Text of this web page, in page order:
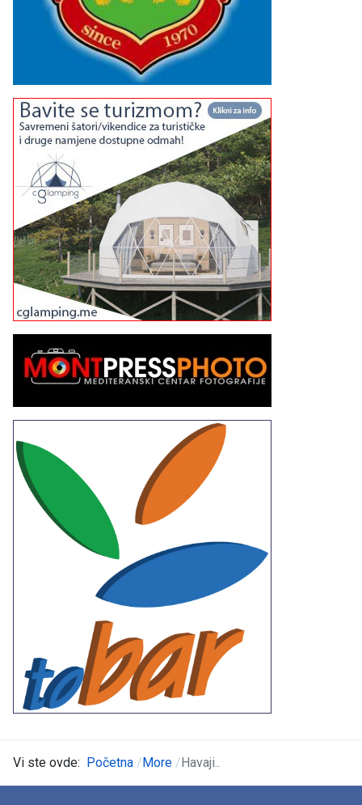
Vi ste ovde: Početna More Havaji..